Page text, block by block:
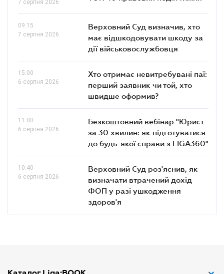
7 серпня 2026
09.15
7 серпня 2026
Верховний Суд визначив, хто
має відшкодовувати шкоду за
дії військовослужбовця
15.00
6 серпня 2026
Хто отримає невитребувані паї:
перший заявник чи той, хто
швидше оформив?
11.00
6 серпня 2026
Безкоштовний вебінар "Юрист
за 30 хвилин: як підготуватися
до будь-якої справи з LIGA360"
10.40
6 серпня 2026
Верховний Суд роз'яснив, як
визначати втрачений дохід
ФОП у разі ушкодження
здоров'я